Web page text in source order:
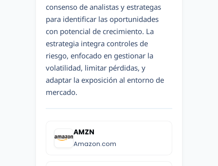
consenso de analistas y estrategas
para identificar las oportunidades
con potencial de crecimiento. La
estrategia integra controles de
riesgo, enfocado en gestionar la
volatilidad, limitar pérdidas, y
adaptar la exposición al entorno de
mercado.
AMZN
Amazon.com